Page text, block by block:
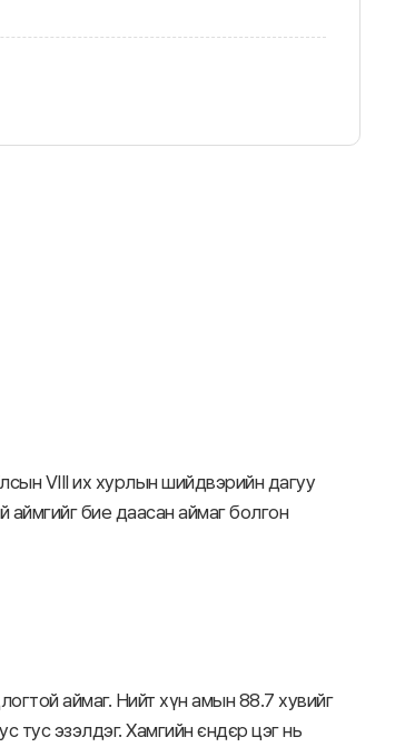
VIII их хурлын шийдвэрийн дагуу
бие даасан аймаг болгон
аймаг. Нийт хүн амын 88.7 хувийг
тус эзэлдэг. Хамгийн єндєр цэг нь